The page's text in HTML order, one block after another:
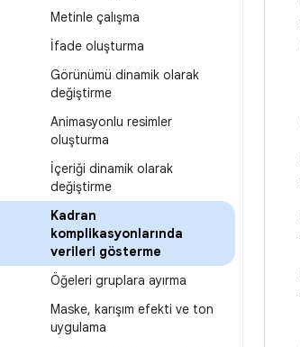
Metinle çalışma
İfade oluşturma
Görünümü dinamik olarak
değiştirme
Animasyonlu resimler
oluşturma
İçeriği dinamik olarak
değiştirme
Kadran
komplikasyonlarında
verileri gösterme
Öğeleri gruplara ayırma
Maske, karışım efekti ve ton
uygulama